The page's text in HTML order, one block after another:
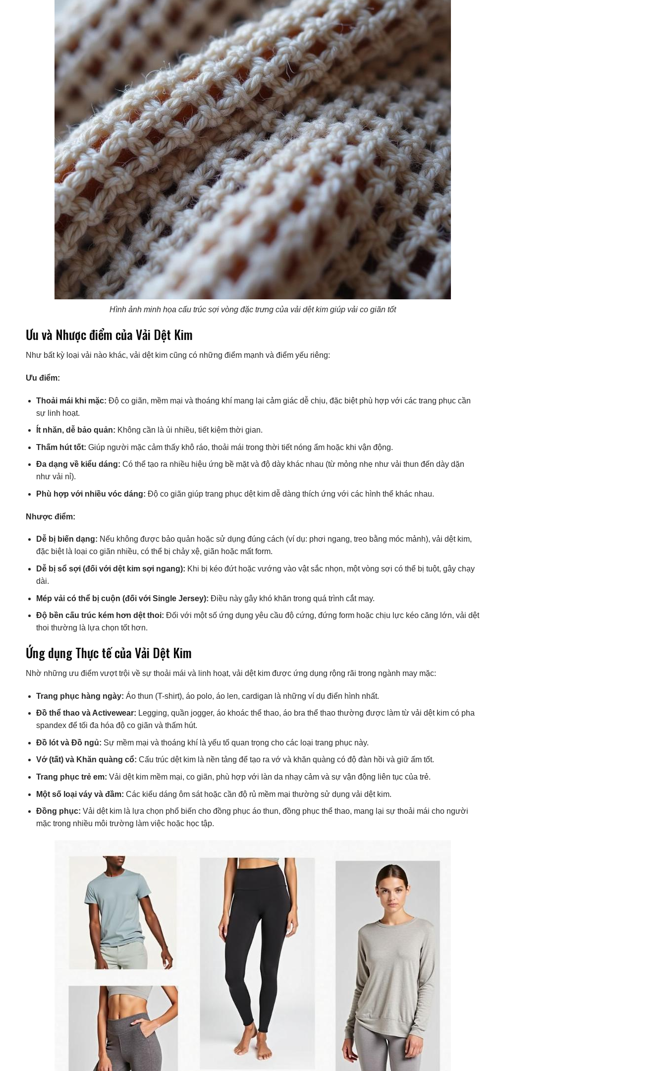
Hình ảnh minh họa cấu trúc sợi vòng đặc trưng của vải dệt kim giúp vải co giãn tốt
Ưu và Nhược điểm của Vải Dệt Kim
Như bất kỳ loại vải nào khác, vải dệt kim cũng có những điểm mạnh và điểm yếu riêng:
Ưu điểm:
Thoải mái khi mặc: Độ co giãn, mềm mại và thoáng khí mang lại cảm giác dễ chịu, đặc biệt phù hợp với các trang phục cần
sự linh hoạt.
Ít nhăn, dễ bảo quản: Không cần là ủi nhiều, tiết kiệm thời gian.
Thấm hút tốt: Giúp người mặc cảm thấy khô ráo, thoải mái trong thời tiết nóng ẩm hoặc khi vận động.
Đa dạng về kiểu dáng: Có thể tạo ra nhiều hiệu ứng bề mặt và độ dày khác nhau (từ mỏng nhẹ như vải thun đến dày dặn
như vải nỉ).
Phù hợp với nhiều vóc dáng: Độ co giãn giúp trang phục dệt kim dễ dàng thích ứng với các hình thể khác nhau.
Nhược điểm:
Dễ bị biến dạng: Nếu không được bảo quản hoặc sử dụng đúng cách (ví dụ: phơi ngang, treo bằng móc mảnh), vải dệt kim,
đặc biệt là loại co giãn nhiều, có thể bị chảy xệ, giãn hoặc mất form.
Dễ bị sổ sợi (đối với dệt kim sợi ngang): Khi bị kéo đứt hoặc vướng vào vật sắc nhọn, một vòng sợi có thể bị tuột, gây chạy
dài.
Mép vải có thể bị cuộn (đối với Single Jersey): Điều này gây khó khăn trong quá trình cắt may.
Độ bền cấu trúc kém hơn dệt thoi: Đối với một số ứng dụng yêu cầu độ cứng, đứng form hoặc chịu lực kéo căng lớn, vải dệt
thoi thường là lựa chọn tốt hơn.
Ứng dụng Thực tế của Vải Dệt Kim
Nhờ những ưu điểm vượt trội về sự thoải mái và linh hoạt, vải dệt kim được ứng dụng rộng rãi trong ngành may mặc:
Trang phục hàng ngày: Áo thun (T-shirt), áo polo, áo len, cardigan là những ví dụ điển hình nhất.
Đồ thể thao và Activewear: Legging, quần jogger, áo khoác thể thao, áo bra thể thao thường được làm từ vải dệt kim có pha
spandex để tối đa hóa độ co giãn và thấm hút.
Đồ lót và Đồ ngủ: Sự mềm mại và thoáng khí là yếu tố quan trọng cho các loại trang phục này.
Vớ (tất) và Khăn quàng cổ: Cấu trúc dệt kim là nền tảng để tạo ra vớ và khăn quàng có độ đàn hồi và giữ ấm tốt.
Trang phục trẻ em: Vải dệt kim mềm mại, co giãn, phù hợp với làn da nhạy cảm và sự vận động liên tục của trẻ.
Một số loại váy và đầm: Các kiểu dáng ôm sát hoặc cần độ rủ mềm mại thường sử dụng vải dệt kim.
Đồng phục: Vải dệt kim là lựa chọn phổ biến cho đồng phục áo thun, đồng phục thể thao, mang lại sự thoải mái cho người
mặc trong nhiều môi trường làm việc hoặc học tập.